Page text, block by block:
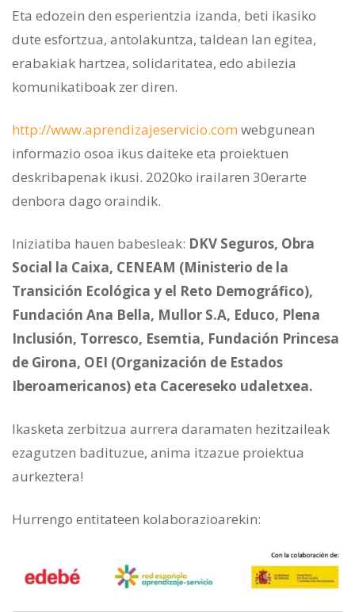
Eta edozein den esperientzia izanda, beti ikasiko
dute esfortzua, antolakuntza, taldean lan egitea,
erabakiak hartzea, solidaritatea, edo abilezia
komunikatiboak zer diren.
http://www.aprendizajeservicio.comwebgunean
informazio osoa ikus daiteke eta proiektuen
deskribapenak ikusi. 2020ko irailaren 30erarte
denbora dago oraindik.
Iniziatiba hauen babesleak: DKV Seguros, Obra
Social la Caixa, CENEAM (Ministerio de la
Transición Ecológica y el Reto Demográfico),
Fundación Ana Bella, Mullor S.A, Educo, Plena
Inclusión, Torresco, Esemtia, Fundación Princesa
de Girona, OEI (Organización de Estados
Iberoamericanos) eta Cacereseko udaletxea.
Ikasketa zerbitzua aurrera daramaten hezitzaileak
ezagutzen badituzue, anima itzazue proiektua
aurkeztera!
Hurrengo entitateen kolaborazioarekin: